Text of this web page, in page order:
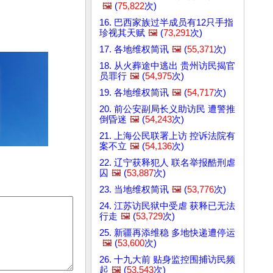
🖼️ (75,822次)
16. 巴西家族过半成员有12只手指
珍视其天赋 🖼️ (73,291次)
17. 各地维权简讯 🖼️ (55,371次)
18. 从火葬途中逃出 贵州访民揭官
员罪行 🖼️ (54,975次)
19. 各地维权简讯 🖼️ (54,717次)
20. 前公安副局长义助访民 遭警推
倒昏迷 🖼️ (54,243次)
21. 上海公民联署上访 控诉法院有
案不立 🖼️ (54,136次)
22. 辽宁获释犯人 联名举报酷刑虐
囚 🖼️ (53,887次)
23. 当地维权简讯 🖼️ (53,776次)
24. 江苏访民狱中受虐 获释已无法
行走 🖼️ (53,729次)
25. 新疆再添维稳 多地快递遭停运
🖼️ (53,600次)
26. 十九大前 贴身监控围捕访民频
起 🖼️ (53,543次)